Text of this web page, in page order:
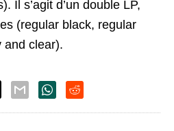
Il s’agit d’un double LP,
(regular black, regular
and clear).